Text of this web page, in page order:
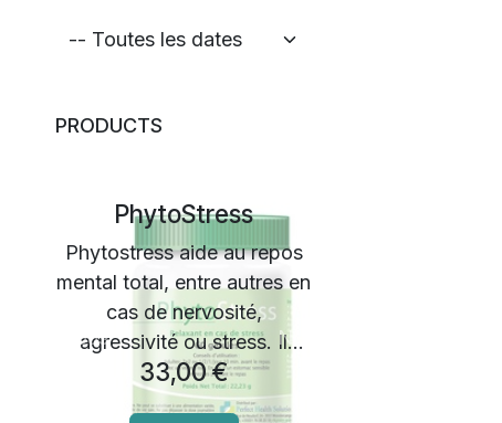
PRODUCTS
​PhytoStress
Phytostress aide au repos
mental total, entre autres en
cas de nervosité,
agressivité ou stress. Il
contient des huiles
essentielles sédatives pour
33,00€
Previous Next